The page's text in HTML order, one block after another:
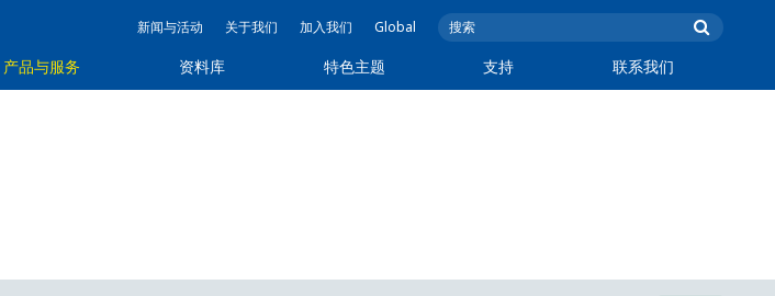
新闻与活动 关于我们 加入我们 Global
产品与服务 资料库 特色主题 支持 联系我们